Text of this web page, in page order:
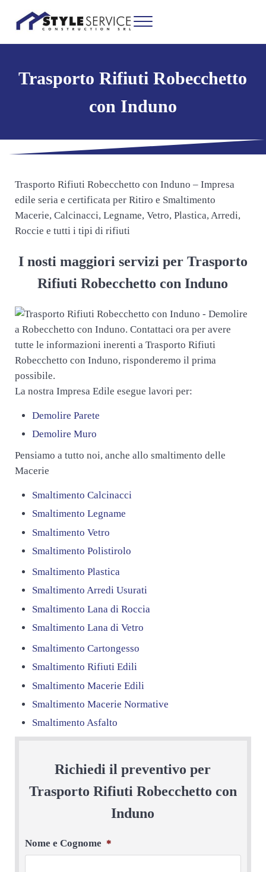
Ritiro e Smaltimento Macerie Milano
Impresa edile seria e certificata per Ritiro e Smaltimento Macerie,
Menu
Trasporto Rifiuti Robecchetto
con Induno
Trasporto Rifiuti Robecchetto con Induno – Impresa
edile seria e certificata per Ritiro e Smaltimento
Macerie, Calcinacci, Legname, Vetro, Plastica, Arredi,
Roccie e tutti i tipi di rifiuti
I nosti maggiori servizi per Trasporto
Rifiuti Robecchetto con Induno
La nostra Impresa Edile esegue lavori per:
Demolire Parete
Demolire Muro
Pensiamo a tutto noi, anche allo smaltimento delle
Macerie
Smaltimento Calcinacci
Smaltimento Legname
Smaltimento Vetro
Smaltimento Polistirolo
Smaltimento Plastica
Smaltimento Arredi Usurati
Smaltimento Lana di Roccia
Smaltimento Lana di Vetro
Smaltimento Cartongesso
Smaltimento Rifiuti Edili
Smaltimento Macerie Edili
Smaltimento Macerie Normative
Smaltimento Asfalto
Richiedi il preventivo per
Trasporto Rifiuti Robecchetto con
Induno
Nome e Cognome *